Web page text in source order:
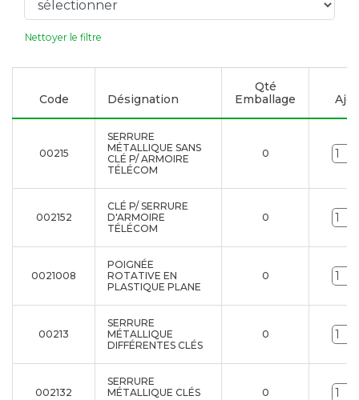
Nettoyer le filtre
Code Désignation
Qté
Emballage
00215
SERRURE
MÉTALLIQUE SANS
CLÉ P/ ARMOIRE
TÉLÉCOM
0
002152
CLÉ P/ SERRURE
D'ARMOIRE
TÉLÉCOM
0
0021008
POIGNÉE
ROTATIVE EN
PLASTIQUE PLANE
0
00213
SERRURE
MÉTALLIQUE
DIFFÉRENTES CLÉS
0
002132
SERRURE
MÉTALLIQUE CLÉS
0